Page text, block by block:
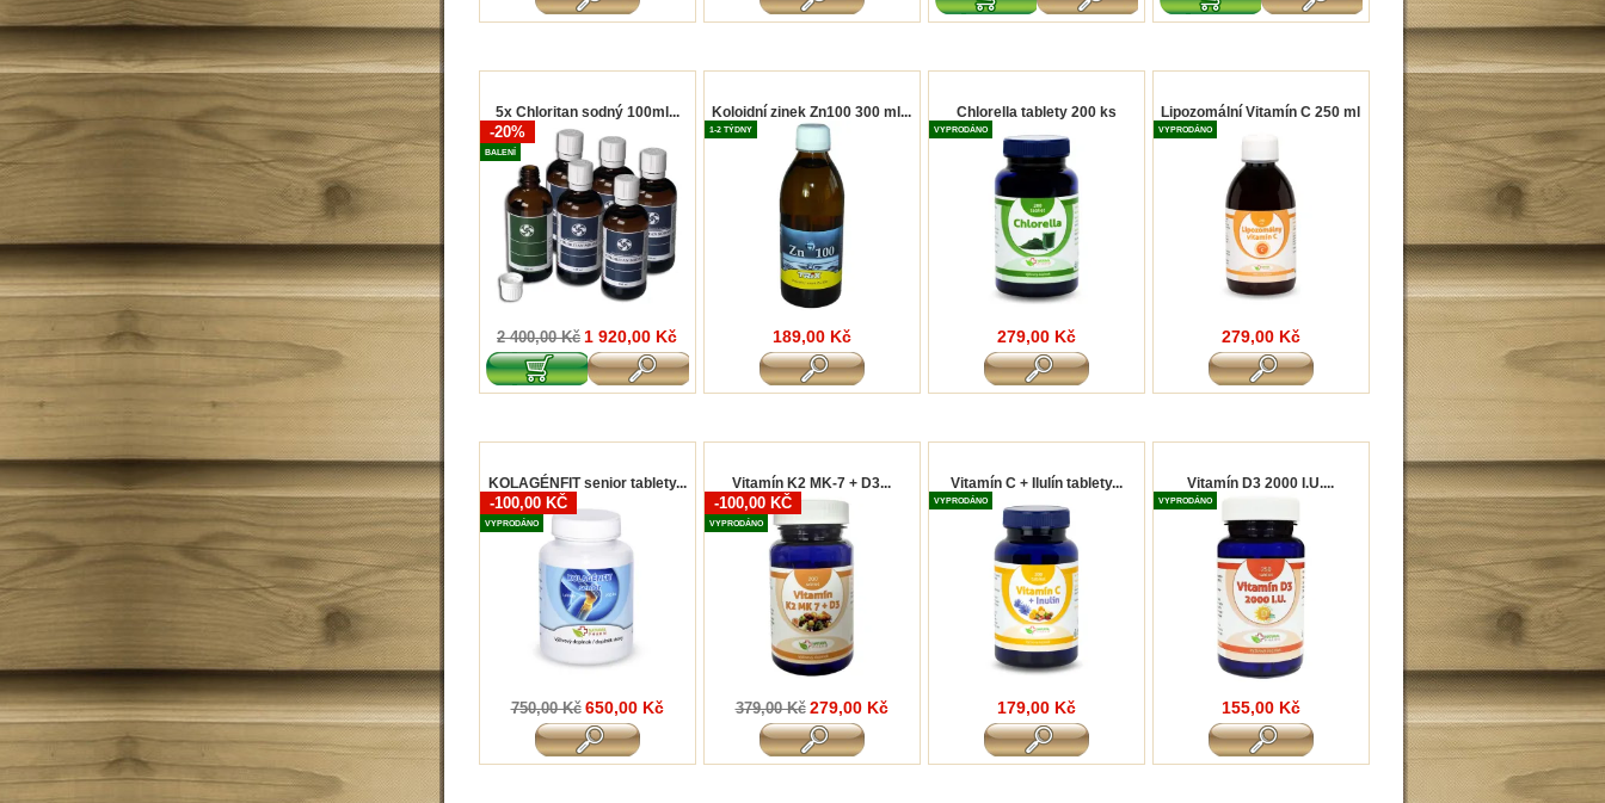
5x Chloritan sodný 100ml...
-20%
BALENÍ
2 400,00 Kč 1 920,00 Kč
Koloidní zinek Zn100 300 ml...
1-2 TÝDNY
189,00 Kč
Chlorella tablety 200 ks
VYPRODÁNO
279,00 Kč
Lipozomální Vitamín C 250 ml
VYPRODÁNO
279,00 Kč
KOLAGÉNFIT senior tablety...
-100,00 KČ
VYPRODÁNO
750,00 Kč 650,00 Kč
Vitamín K2 MK-7 + D3...
-100,00 KČ
VYPRODÁNO
379,00 Kč 279,00 Kč
Vitamín C + Ilulín tablety...
VYPRODÁNO
179,00 Kč
Vitamín D3 2000 I.U....
VYPRODÁNO
155,00 Kč